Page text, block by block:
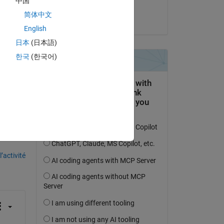
le 21 Nov 2019
简体中文
English
日本 (日本語)
한국 (한국어)